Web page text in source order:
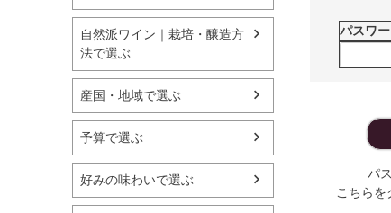
自然派ワイン｜栽培・醸造方
法で選ぶ
産国・地域で選ぶ
予算で選ぶ
好みの味わいで選ぶ
パスワ
パ
こちらを